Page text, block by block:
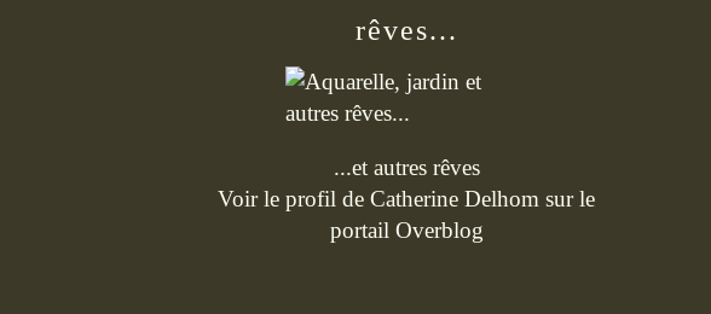
rêves...
...et autres rêves
Voir le profil de Catherine Delhom sur le
portail Overblog